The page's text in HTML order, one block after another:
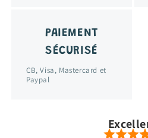
PAIEMENT
SÉCURISÉ
CB, Visa, Mastercard et
Paypal